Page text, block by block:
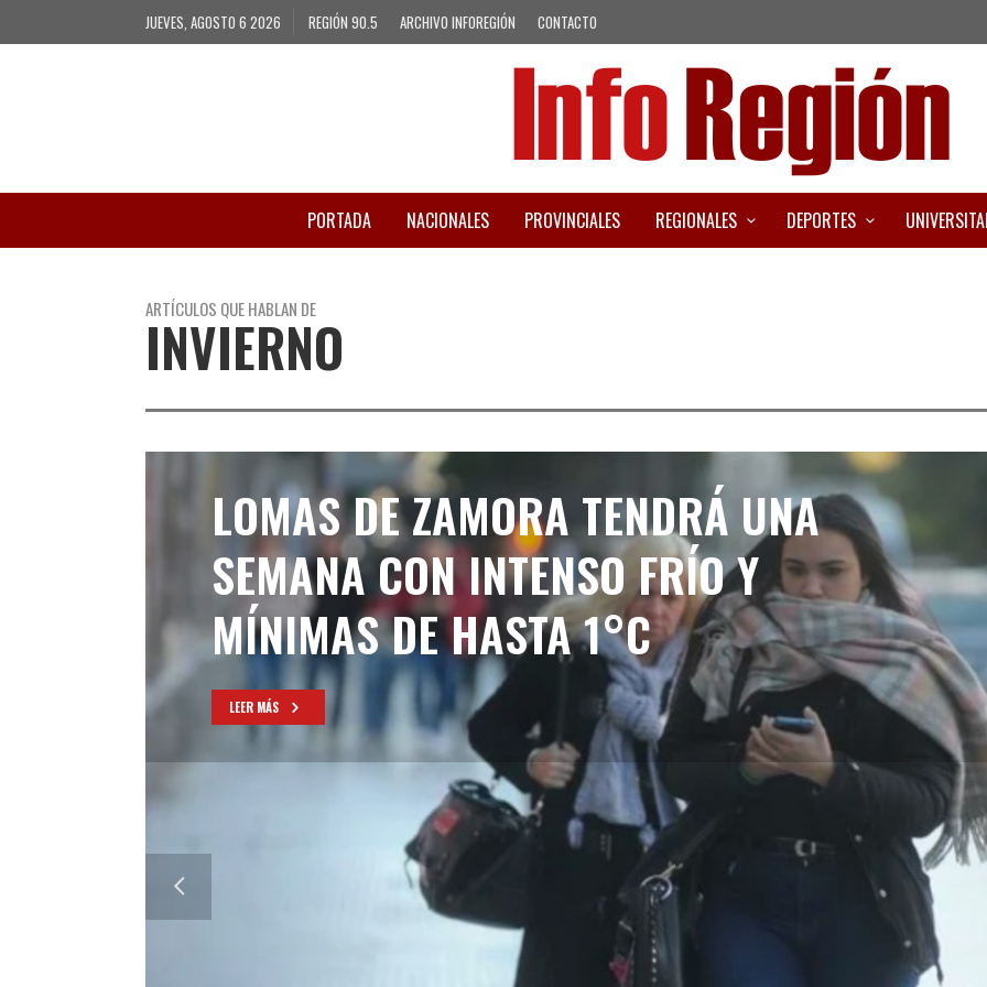
JUEVES, AGOSTO 6 2026 REGIÓN 90.5 ARCHIVO INFOREGIÓN CONTACTO
PORTADA NACIONALES PROVINCIALES REGIONALES DEPORTES
ARTÍCULOS QUE HABLAN DE
INVIERNO
LOMAS DE ZAMORA TENDRÁ UNA
SEMANA CON INTENSO FRÍO Y
MÍNIMAS DE HASTA 1°C
LEER MÁS